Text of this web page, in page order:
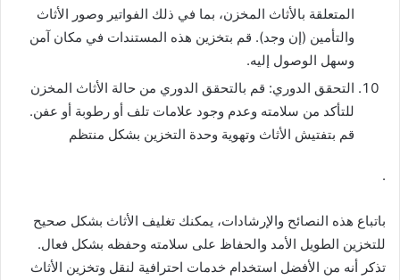
المتعلقة بالأثاث المخزن، بما في ذلك الفواتير وصور الأثاث
والتأمين (إن وجد). قم بتخزين هذه المستندات في مكان آمن
وسهل الوصول إليه.
التحقق الدوري: قم بالتحقق الدوري من حالة الأثاث المخزن
للتأكد من سلامته وعدم وجود علامات تلف أو رطوبة أو عفن.
قم بتفتيش الأثاث وتهوية وحدة التخزين بشكل منتظم
.
باتباع هذه النصائح والإرشادات، يمكنك تغليف الأثاث بشكل صحيح
للتخزين الطويل الأمد والحفاظ على سلامته وحفظه بشكل فعال.
تذكر أنه من الأفضل استخدام خدمات احترافية لنقل وتخزين الأثاث